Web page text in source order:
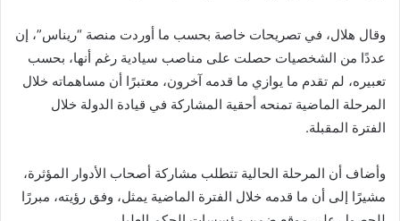
وقال هلال، في تصريحات خاصة بحسب ما أوردت منصة “ريناس”، إن
عددًا من الشخصيات حصلت على مناصب سيادية رغم أنها، بحسب
تعبيره، لم تقدم ما يوازي ما قدمه آخرون، معتبرًا أن مساهماته خلال
المرحلة الماضية تمنحه أحقية المشاركة في قيادة الدولة خلال
الفترة المقبلة.
وأضاف أن المرحلة الحالية تتطلب مشاركة أصحاب الأدوار المؤثرة،
مشيرًا إلى أن ما قدمه خلال الفترة الماضية يمثل، وفق رؤيته، مبررًا